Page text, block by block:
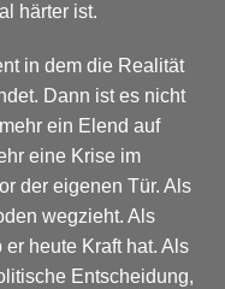
härter ist.
in dem die Realität
Dann ist es nicht
ein Elend auf
eine Krise im
der eigenen Tür. Als
wegzieht. Als
heute Kraft hat. Als
Entscheidung,